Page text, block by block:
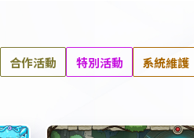
合作活動 特別活動 系統維護